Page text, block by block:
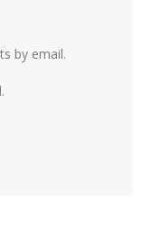
by email.